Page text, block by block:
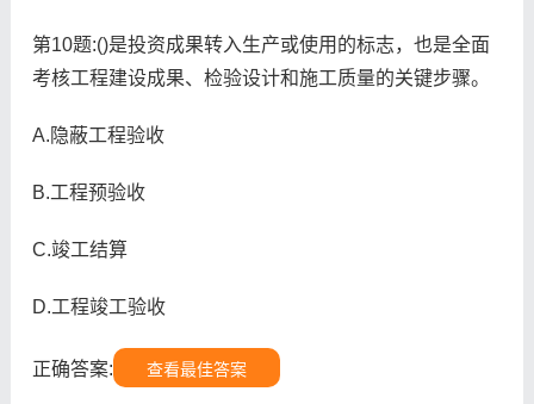
第10题:()是投资成果转入生产或使用的标志，也是全面
考核工程建设成果、检验设计和施工质量的关键步骤。
A.隐蔽工程验收
B.工程预验收
C.竣工结算
D.工程竣工验收
正确答案: 查看最佳答案